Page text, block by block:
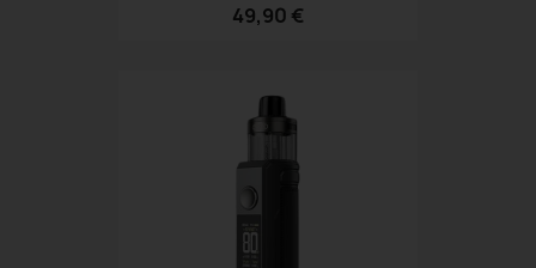
49,90 €